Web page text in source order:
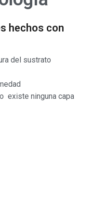
hechos con
del sustrato
existe ninguna capa